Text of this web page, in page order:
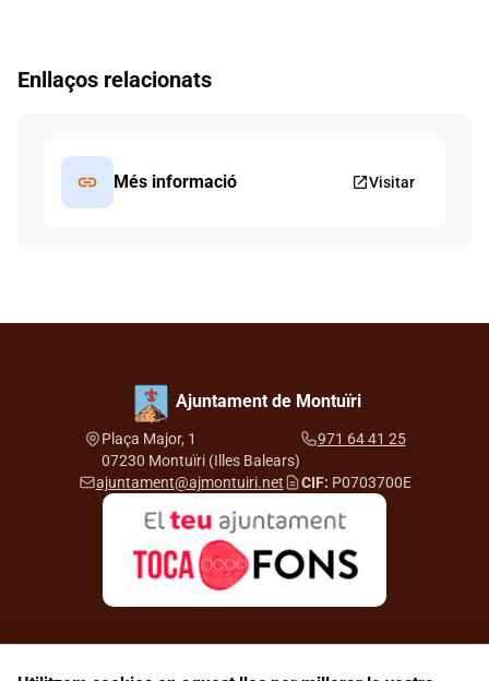
Enllaços relacionats
link Més informació open_in_newVisitar
Ajuntament de Montuïri
Plaça Major, 1
07230 Montuïri (Illes Balears)
971 64 41 25
ajuntament@ajmontuiri.net CIF: P0703700E